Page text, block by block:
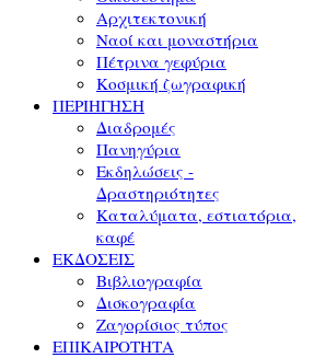
Αρχιτεκτονική
Ναοί και μοναστήρια
Πέτρινα γεφύρια
Κοσμική ζωγραφική
ΠΕΡΙΗΓΗΣΗ
Διαδρομές
Πανηγύρια
Εκδηλώσεις -
Δραστηριότητες
Καταλύματα, εστιατόρια,
καφέ
ΕΚΔΟΣΕΙΣ
Βιβλιογραφία
Δισκογραφία
Ζαγορίσιος τύπος
ΕΠΙΚΑΙΡΟΤΗΤΑ